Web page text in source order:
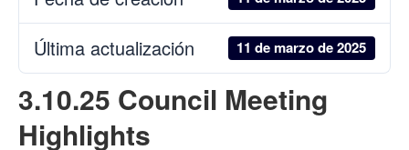
Última actualización 11 de marzo de 2025
3.10.25 Council Meeting
Highlights